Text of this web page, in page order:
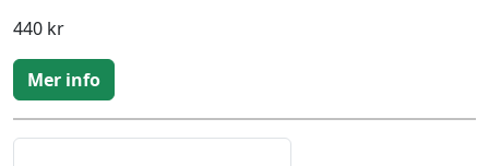
440 kr
Mer info